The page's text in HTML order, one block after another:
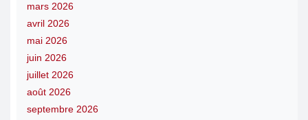
mars 2026
avril 2026
mai 2026
juin 2026
juillet 2026
août 2026
septembre 2026